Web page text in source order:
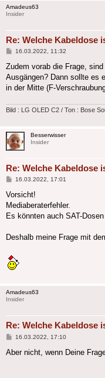
Amadeus63
Insider
Re: Welche Kabeldose
Beitrag
16.03.2022, 11:32
Zudem vorab die Frage,
Ausgängen? Dann sollte es
in der Mitte (F-
Bild : LG OLED C2 / Ton : Bose
Besserwisser
Insider
Re: Welche Kabeldose
Beitrag
16.03.2022, 17:01
Vorsicht!
Mediaberaterfehler.
Es könnten auch SAT-
Deshalb meine Frage mit
Amadeus63
Insider
Re: Welche Kabeldose
Beitrag
16.03.2022, 17:10
Aber nicht, wenn Deine